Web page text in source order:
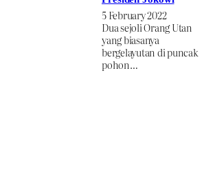
5 February 2022
Dua sejoli Orang Utan
yang biasanya
bergelayutan di puncak
pohon…